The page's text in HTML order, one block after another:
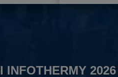
INFOTHERMY 2026